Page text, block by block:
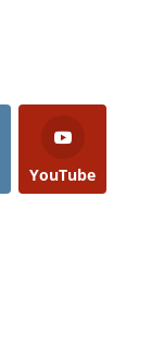
YouTube